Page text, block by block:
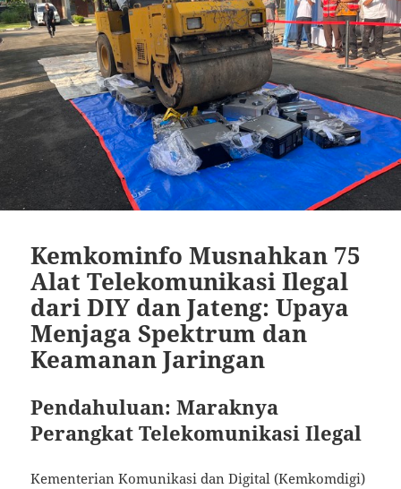
Kemkominfo Musnahkan 75
Alat Telekomunikasi Ilegal
dari DIY dan Jateng: Upaya
Menjaga Spektrum dan
Keamanan Jaringan
Pendahuluan: Maraknya
Perangkat Telekomunikasi Ilegal
Kementerian Komunikasi dan Digital (Kemkomdigi)